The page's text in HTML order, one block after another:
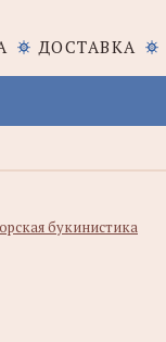
ДОСТАВКА
букинистика